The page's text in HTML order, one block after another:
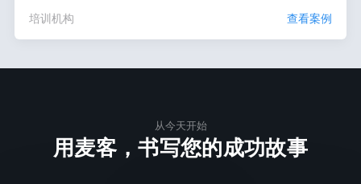
培训机构 查看案例
从今天开始
用麦客，书写您的成功故事